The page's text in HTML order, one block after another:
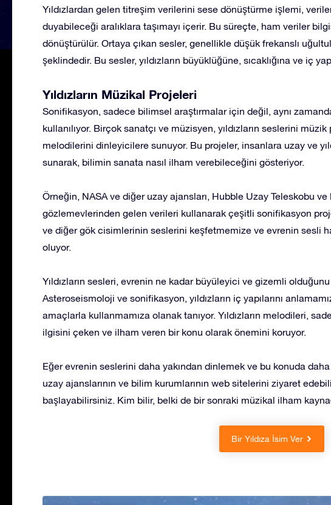
Yıldızlardan gelen titreşim verilerini sese dönüştürme işlemi,
duyabileceği aralıklara taşımayı içerir. Bu süreçte, ham veriler
dönüştürülür. Ortaya çıkan sesler, genellikle düşük frekanslı
şeklindedir. Bu sesler, yıldızların büyüklüğüne, sıcaklığına ve iç
Yıldızların Müzikal Projeleri
Sonifikasyon, sadece bilimsel araştırmalar için değil, aynı
kullanılıyor. Birçok sanatçı ve müzisyen, yıldızların seslerini
melodilerini dinleyicilere sunuyor. Bu projeler, insanlara uzay ve
sunarak, bilimin sanata nasıl ilham verebileceğini gösteriyor.
Örneğin, NASA ve diğer uzay ajansları, Hubble Uzay Teleskobu
gözlemevlerinden gelen verileri kullanarak çeşitli sonifikasyon
ve diğer gök cisimlerinin seslerini keşfetmemize ve evrenin sesli
oluyor.
Yıldızların sesleri, evrenin ne kadar büyüleyici ve gizemli
Asteroseismoloji ve sonifikasyon, yıldızların iç yapılarını
amaçlarla kullanmamıza olanak tanıyor. Yıldızların melodileri,
ilgisini çeken ve ilham veren bir konu olarak önemini koruyor.
Eğer evrenin seslerini daha yakından dinlemek ve bu konuda
uzay ajanslarının ve bilim kurumlarının web sitelerini ziyaret
başlayabilirsiniz. Kim bilir, belki de bir sonraki müzikal ilham
Bir Yıldıza İsim Ver